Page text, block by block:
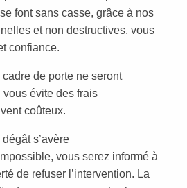
font sans casse, grâce à nos
et non destructives, vous
confiance.
de porte ne seront
évite des frais
coûteux.
s’avère
vous serez informé à
de refuser l’intervention. La